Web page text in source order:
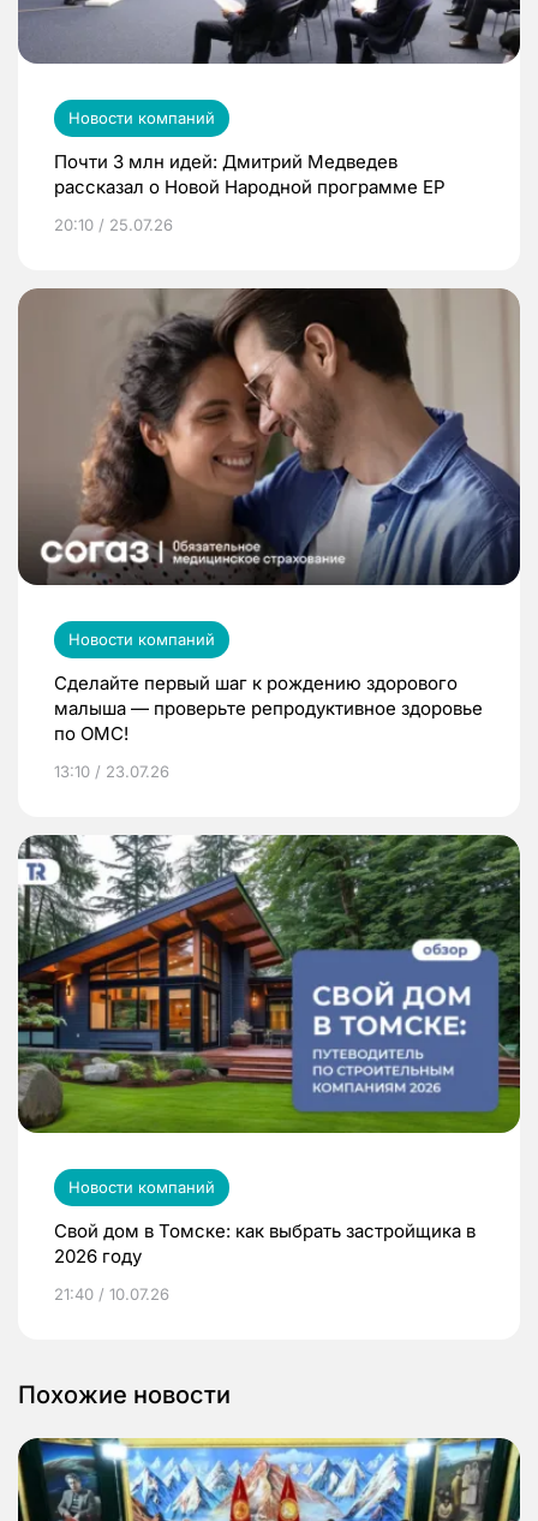
Новости компаний
Почти 3 млн идей: Дмитрий Медведев
рассказал о Новой Народной программе ЕР
20:10 / 25.07.26
Новости компаний
Сделайте первый шаг к рождению здорового
малыша — проверьте репродуктивное здоровье
по ОМС!
13:10 / 23.07.26
Новости компаний
Свой дом в Томске: как выбрать застройщика в
2026 году
21:40 / 10.07.26
Похожие новости